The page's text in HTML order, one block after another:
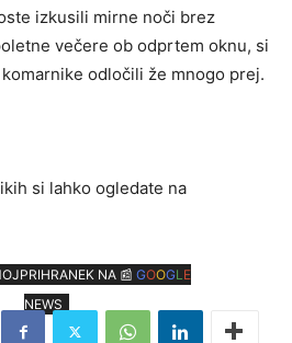
izkusili mirne noči brez
večere ob odprtem oknu, si
odločili že mnogo prej.
si lahko ogledate na
NA 📰 GOOGL E
NEWS